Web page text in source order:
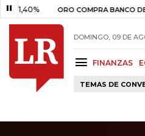
ORO COMPRA BANCO DE LA
DOMINGO, 09 DE
FINANZAS
TEMAS DE